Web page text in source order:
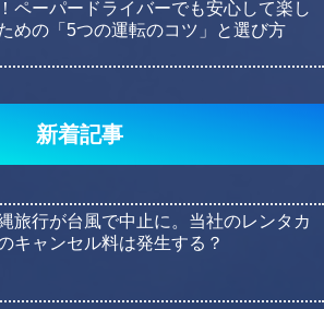
ペーパードライバーでも安心して楽し
めの「5つの運転のコツ」と選び方
新着記事
旅行が台風で中止に。当社のレンタカ
キャンセル料は発生する？